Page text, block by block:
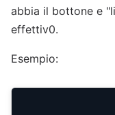
abbia il bottone e
effettiv0.
Esempio: